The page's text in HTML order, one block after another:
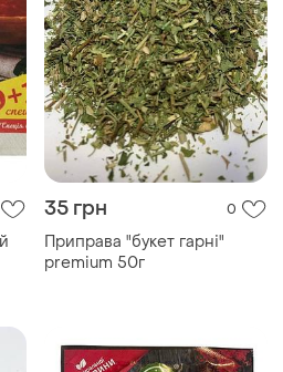
35 грн 0
Приправа "букет гарні"
premium 50г